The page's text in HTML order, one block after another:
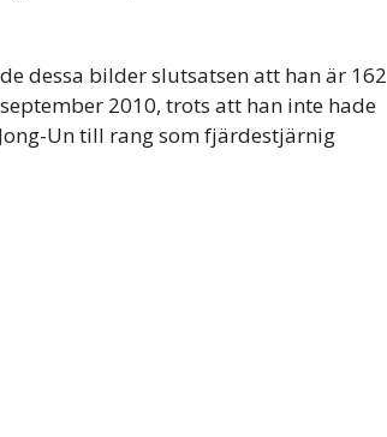
dessa bilder slutsatsen att han är 162
2010, trots att han inte hade
Un till rang som fjärdestjärnig